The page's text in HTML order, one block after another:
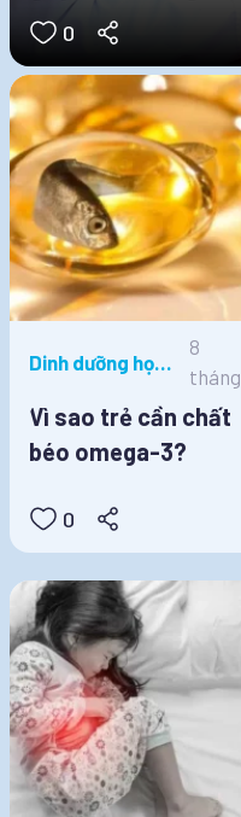
0
Dinh dưỡng học
8
tháng
Vì sao trẻ cần chất
béo omega-3?
0